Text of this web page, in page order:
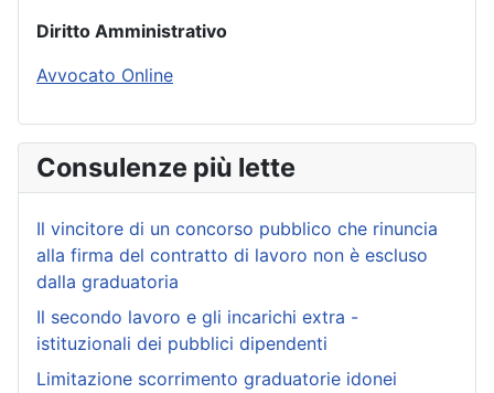
Diritto Amministrativo
Avvocato Online
Consulenze più lette
Il vincitore di un concorso pubblico che rinuncia
alla firma del contratto di lavoro non è escluso
dalla graduatoria
Il secondo lavoro e gli incarichi extra -
istituzionali dei pubblici dipendenti
Limitazione scorrimento graduatorie idonei